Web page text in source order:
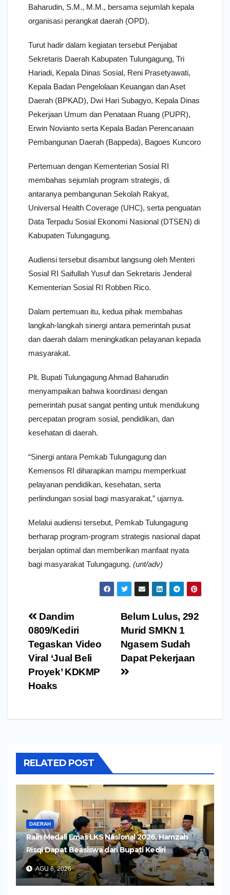
Baharudin, S.M., M.M., bersama sejumlah kepala
organisasi perangkat daerah (OPD).
Turut hadir dalam kegiatan tersebut Penjabat
Sekretaris Daerah Kabupaten Tulungagung, Tri
Hariadi, Kepala Dinas Sosial, Reni Prasetyawati,
Kepala Badan Pengelolaan Keuangan dan Aset
Daerah (BPKAD), Dwi Hari Subagyo, Kepala Dinas
Pekerjaan Umum dan Penataan Ruang (PUPR),
Erwin Novianto serta Kepala Badan Perencanaan
Pembangunan Daerah (Bappeda), Bagoes Kuncoro
Pertemuan dengan Kementerian Sosial RI
membahas sejumlah program strategis, di
antaranya pembangunan Sekolah Rakyat,
Universal Health Coverage (UHC), serta penguatan
Data Terpadu Sosial Ekonomi Nasional (DTSEN) di
Kabupaten Tulungagung.
Audiensi tersebut disambut langsung oleh Menteri
Sosial RI Saifullah Yusuf dan Sekretaris Jenderal
Kementerian Sosial RI Robben Rico.
Dalam pertemuan itu, kedua pihak membahas
langkah-langkah sinergi antara pemerintah pusat
dan daerah dalam meningkatkan pelayanan kepada
masyarakat.
Plt. Bupati Tulungagung Ahmad Baharudin
menyampaikan bahwa koordinasi dengan
pemerintah pusat sangat penting untuk mendukung
percepatan program sosial, pendidikan, dan
kesehatan di daerah.
“Sinergi antara Pemkab Tulungagung dan
Kemensos RI diharapkan mampu memperkuat
pelayanan pendidikan, kesehatan, serta
perlindungan sosial bagi masyarakat,” ujarnya.
Melalui audiensi tersebut, Pemkab Tulungagung
berharap program-program strategis nasional dapat
berjalan optimal dan memberikan manfaat nyata
bagi masyarakat Tulungagung. (unt/adv)
Navigasi
pos
Belum Lulus, 292
Murid SMKN 1
Ngasem Sudah
Dapat Pekerjaan
Dandim
0809/Kediri
Tegaskan Video
Viral ‘Jual Beli
Proyek’ KDKMP
Hoaks
RELATED POST
DAERAH
Raih Medali Emas LKS Nasional 2026, Hamzah
Risqi Dapat Beasiswa dari Bupati Kediri
AGU 6, 2026